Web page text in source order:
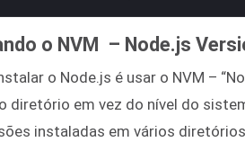
o NVM – Node.js
o Node.js é usar o NVM –
diretório em vez do nível do
instaladas em vários